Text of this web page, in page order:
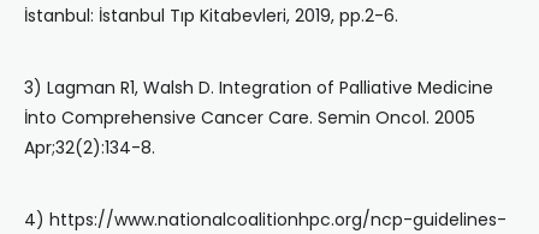
İstanbul: İstanbul Tıp Kitabevleri, 2019, pp.2-6.
3) Lagman R1, Walsh D. Integration of Palliative Medicine
İnto Comprehensive Cancer Care. Semin Oncol. 2005
Apr;32(2):134-8.
4) https://www.nationalcoalitionhpc.org/ncp-guidelines-